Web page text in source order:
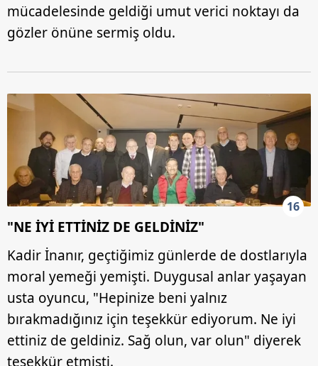
mücadelesinde geldiği umut verici noktayı da
gözler önüne sermiş oldu.
16
"NE İYİ ETTİNİZ DE GELDİNİZ"
Kadir İnanır, geçtiğimiz günlerde de dostlarıyla
moral yemeği yemişti. Duygusal anlar yaşayan
usta oyuncu, "Hepinize beni yalnız
bırakmadığınız için teşekkür ediyorum. Ne iyi
ettiniz de geldiniz. Sağ olun, var olun" diyerek
teşekkür etmişti.